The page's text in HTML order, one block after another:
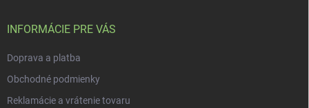
INFORMÁCIE PRE VÁS
Doprava a platba
Obchodné podmienky
Reklamácie a vrátenie tovaru